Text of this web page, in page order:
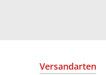
Versandarten